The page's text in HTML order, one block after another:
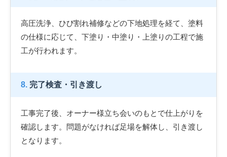
高圧洗浄、ひび割れ補修などの下地処理を経て、塗料
の仕様に応じて、下塗り・中塗り・上塗りの工程で施
工が行われます。
8. 完了検査・引き渡し
工事完了後、オーナー様立ち会いのもとで仕上がりを
確認します。問題がなければ足場を解体し、引き渡し
となります。